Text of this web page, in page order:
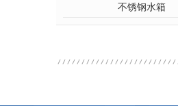
不锈钢水箱